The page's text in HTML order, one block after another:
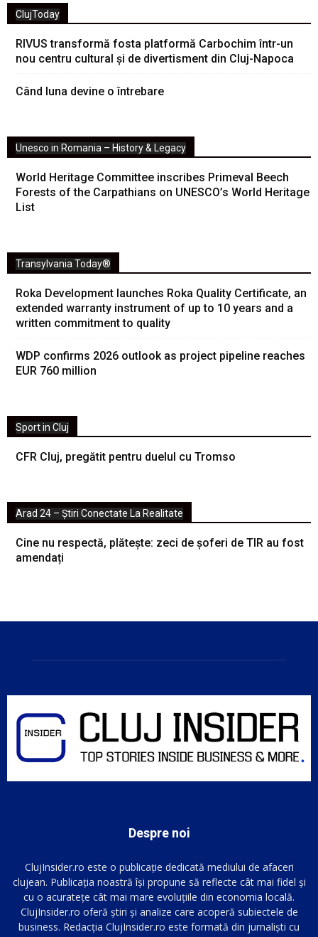
ClujToday
RIVUS transformă fosta platformă Carbochim într-un
nou centru cultural și de divertisment din Cluj-Napoca
Când luna devine o întrebare
Unesco in Romania – History & Legacy
World Heritage Committee inscribes Primeval Beech
Forests of the Carpathians on UNESCO’s World Heritage
List
Transylvania Today®
Roka Development launches Roka Quality Certificate, an
extended warranty instrument of up to 10 years and a
written commitment to quality
WDP confirms 2026 outlook as project pipeline reaches
EUR 760 million
Sport in Cluj
CFR Cluj, pregătit pentru duelul cu Tromso
Arad 24 – Știri Conectate La Realitate
Cine nu respectă, plătește: zeci de șoferi de TIR au fost
amendați
Despre noi
ClujInsider.ro este o publicație dedicată mediului de afaceri
clujean. Publicația noastră își propune să reflecte cât mai fidel și
cu o acuratețe cât mai mare evoluțiile din economia locală.
ClujInsider.ro oferă știri și analize care acoperă subiectele de
business. Redacția ClujInsider.ro este formată din jurnaliști cu